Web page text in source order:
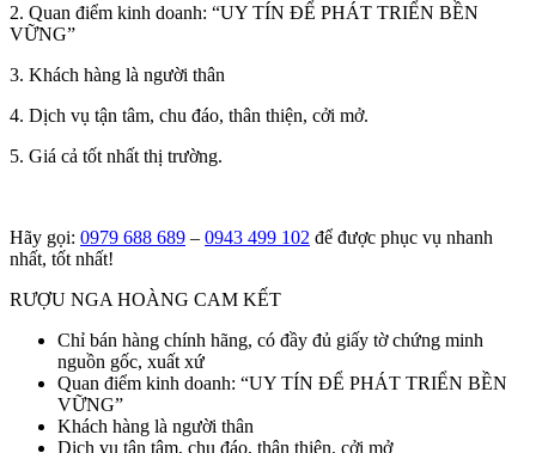
2. Quan điểm kinh doanh: “UY TÍN ĐỂ PHÁT TRIỂN BỀN
VỮNG”
3. Khách hàng là người thân
4. Dịch vụ tận tâm, chu đáo, thân thiện, cởi mở.
5. Giá cả tốt nhất thị trường.
Hãy gọi: 0979 688 689 – 0943 499 102 để được phục vụ nhanh
nhất, tốt nhất!
RƯỢU NGA HOÀNG CAM KẾT
Chỉ bán hàng chính hãng, có đầy đủ giấy tờ chứng minh
nguồn gốc, xuất xứ
Quan điểm kinh doanh: “UY TÍN ĐỂ PHÁT TRIỂN BỀN
VỮNG”
Khách hàng là người thân
Dịch vụ tận tâm, chu đáo, thân thiện, cởi mở